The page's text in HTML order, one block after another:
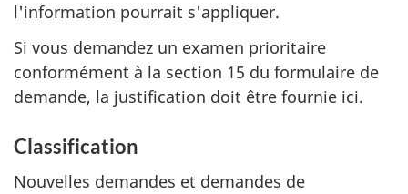
l'information pourrait s'appliquer.
Si vous demandez un examen prioritaire
conformément à la section 15 du formulaire de
demande, la justification doit être fournie ici.
Classification
Nouvelles demandes et demandes de